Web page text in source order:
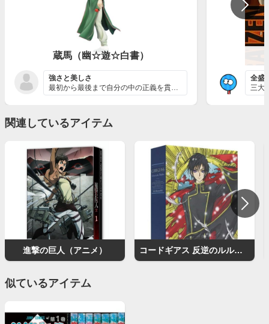
蔵馬（幽☆遊☆白書）
強さと美しさ
最初から最後まで自分の中の正義を貫いてるように感じます...
全盛
関連しているアイテム
進撃の巨人（アニメ） コードギアス 反逆のルルーシュ（アニメ）
似ているアイテム